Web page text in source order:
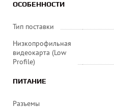
ОСОБЕННОСТИ
Тип поставки
Низкопрофильная
видеокарта (Low
Profile)
ПИТАНИЕ
Разъемы